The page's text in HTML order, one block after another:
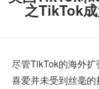
之TikTok
尽管TikTok的海外
喜爱并未受到丝毫